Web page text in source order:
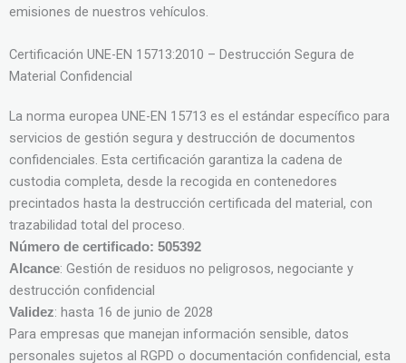
emisiones de nuestros vehículos.
Certificación UNE-EN 15713:2010 – Destrucción Segura de
Material Confidencial
La norma europea UNE-EN 15713 es el estándar específico para
servicios de gestión segura y destrucción de documentos
confidenciales. Esta certificación garantiza la cadena de
custodia completa, desde la recogida en contenedores
precintados hasta la destrucción certificada del material, con
trazabilidad total del proceso.
Número de certificado: 505392
Alcance: Gestión de residuos no peligrosos, negociante y
destrucción confidencial
Validez: hasta 16 de junio de 2028
Para empresas que manejan información sensible, datos
personales sujetos al RGPD o documentación confidencial, esta